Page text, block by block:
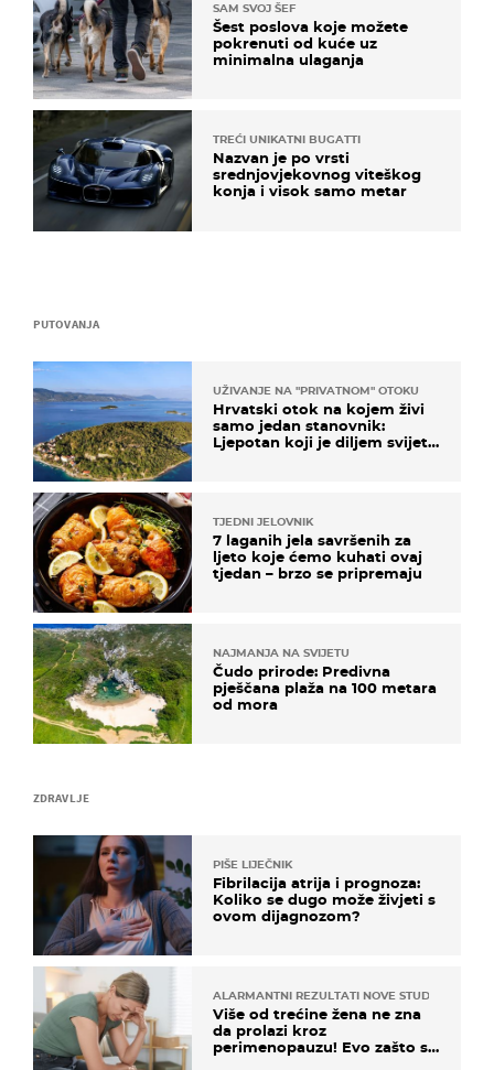
ZDRAVLJE
PIŠE LIJEČNIK
Fibrilacija atrija i prognoza:
Koliko se dugo može živjeti s
ovom dijagnozom?
ALARMANTNI REZULTATI NOVE STUDIJE
Više od trećine žena ne zna
da prolazi kroz
perimenopauzu! Evo zašto su
PUTOVANJA
UŽIVANJE NA "PRIVATNOM" OTOKU
Hrvatski otok na kojem živi
samo jedan stanovnik:
Ljepotan koji je diljem svijeta
TJEDNI JELOVNIK
7 laganih jela savršenih za
ljeto koje ćemo kuhati ovaj
tjedan – brzo se pripremaju
NAJMANJA NA SVIJETU
Čudo prirode: Predivna
pješčana plaža na 100 metara
od mora
SAM SVOJ ŠEF
Šest poslova koje možete
pokrenuti od kuće uz
minimalna ulaganja
TREĆI UNIKATNI BUGATTI
Nazvan je po vrsti
srednjovjekovnog viteškog
konja i visok samo metar